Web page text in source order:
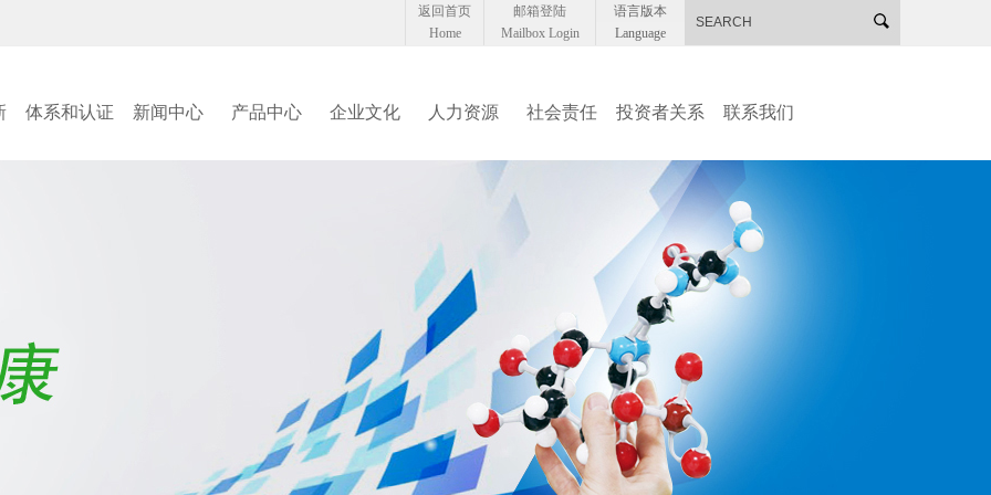
语言版本
Language
邮箱登陆
Mailbox Login
返回首页
Home
体系和认证 新闻中心 产品中心 企业文化 人力资源 社会责任 投资者关系 联系我们